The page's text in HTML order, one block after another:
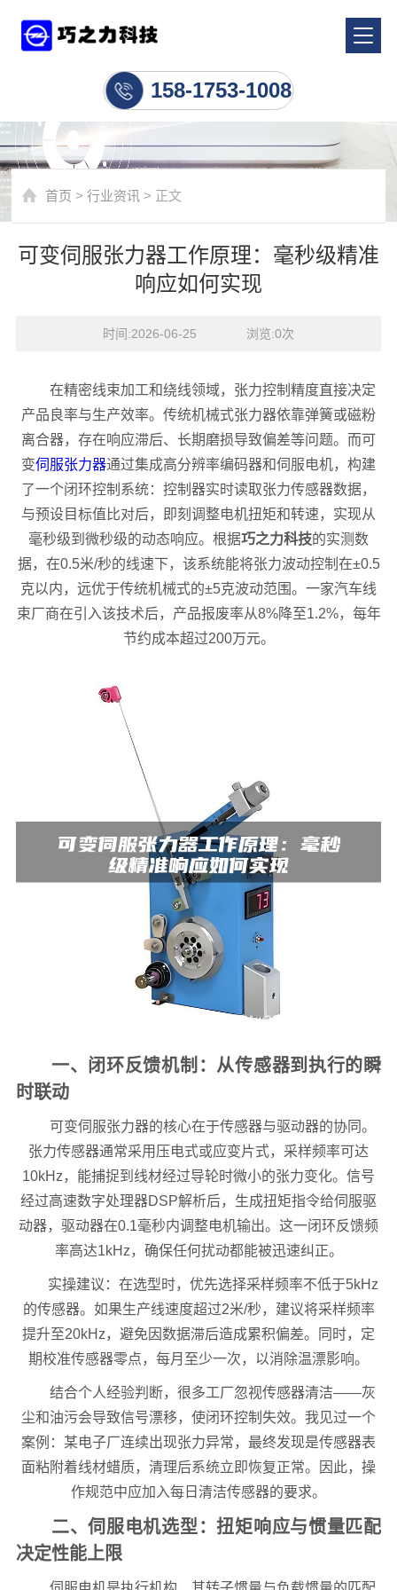
158-1753-1008
首页 >行业资讯 > 正文
可变伺服张力器工作原理：毫秒级精准
响应如何实现
时间:2026-06-25    浏览:0次
在精密线束加工和绕线领域，张力控制精度直接决定
产品良率与生产效率。传统机械式张力器依靠弹簧或磁粉
离合器，存在响应滞后、长期磨损导致偏差等问题。而可
变伺服张力器通过集成高分辨率编码器和伺服电机，构建
了一个闭环控制系统：控制器实时读取张力传感器数据，
与预设目标值比对后，即刻调整电机扭矩和转速，实现从
毫秒级到微秒级的动态响应。根据巧之力科技的实测数
据，在0.5米/秒的线速下，该系统能将张力波动控制在±0.5
克以内，远优于传统机械式的±5克波动范围。一家汽车线
束厂商在引入该技术后，产品报废率从8%降至1.2%，每年
节约成本超过200万元。
一、闭环反馈机制：从传感器到执行的瞬
时联动
可变伺服张力器的核心在于传感器与驱动器的协同。
张力传感器通常采用压电式或应变片式，采样频率可达
10kHz，能捕捉到线材经过导轮时微小的张力变化。信号
经过高速数字处理器DSP解析后，生成扭矩指令给伺服驱
动器，驱动器在0.1毫秒内调整电机输出。这一闭环反馈频
率高达1kHz，确保任何扰动都能被迅速纠正。
实操建议：在选型时，优先选择采样频率不低于5kHz
的传感器。如果生产线速度超过2米/秒，建议将采样频率
提升至20kHz，避免因数据滞后造成累积偏差。同时，定
期校准传感器零点，每月至少一次，以消除温漂影响。
结合个人经验判断，很多工厂忽视传感器清洁——灰
尘和油污会导致信号漂移，使闭环控制失效。我见过一个
案例：某电子厂连续出现张力异常，最终发现是传感器表
面粘附着线材蜡质，清理后系统立即恢复正常。因此，操
作规范中应加入每日清洁传感器的要求。
二、伺服电机选型：扭矩响应与惯量匹配
决定性能上限